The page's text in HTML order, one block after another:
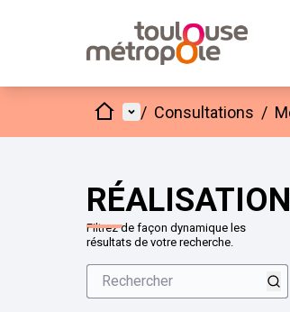
AccueilMenu principal
/ Consultations /
Filtrez de façon dynamique les
résultats de votre recherche.